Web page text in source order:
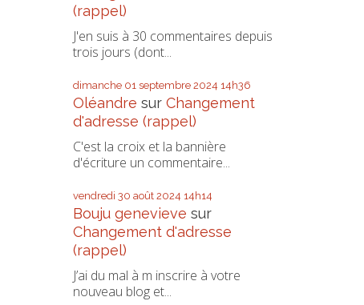
(rappel)
J'en suis à 30 commentaires depuis
trois jours (dont...
dimanche 01 septembre 2024 14h36
Oléandre sur Changement
d'adresse (rappel)
C'est la croix et la bannière
d'écriture un commentaire...
vendredi 30 août 2024 14h14
Bouju genevieve sur
Changement d'adresse
(rappel)
J’ai du mal à m inscrire à votre
nouveau blog et...